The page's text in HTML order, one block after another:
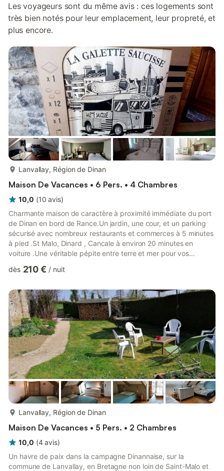
Les voyageurs sont du même avis : ces logements sont
très bien notés pour leur emplacement, leur propreté, et
plus encore.
Lanvallay, Région de Dinan
Maison De Vacances • 6 Pers. • 4 Chambres
10,0 (10 avis)
Charmante maison de caractère à proximité immédiate du port
de Dinan en bord de Rance.Un jardin, une cour, et un parking
sécurisé avec nombreux restaurants et commerces à 5 minutes
à pied .St Malo, Dinard , Cancale à environ 20 minutes en
voiture .Une véritable pépite entre terre et mer pour vos
dès 210 € / nuit
Lanvallay, Région de Dinan
Maison De Vacances • 5 Pers. • 2 Chambres
10,0 (4 avis)
Un havre de paix dans la campagne Dinannaise, sur la
commune de Lanvallay, en Bretagne non loin de Saint-Malo et